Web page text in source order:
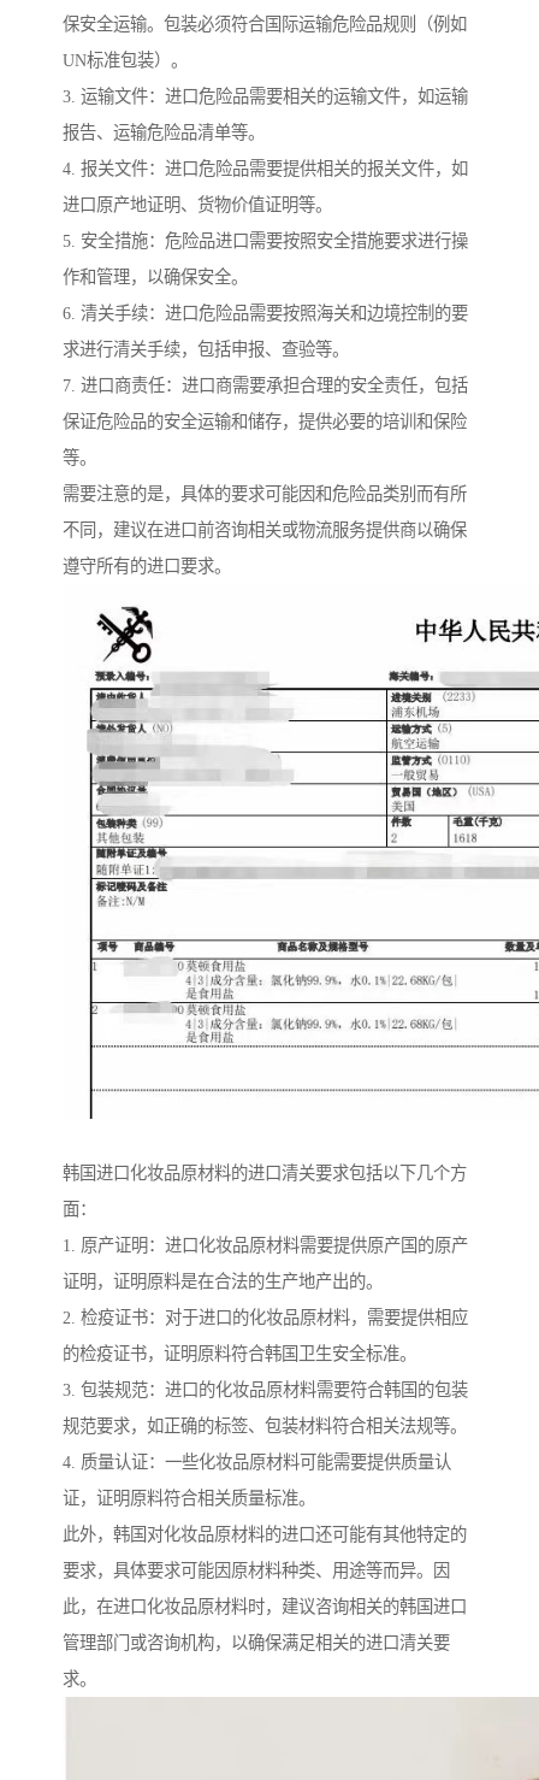
保安全运输。包装必须符合国际运输危险品规则（例如
UN标准包装）。
3. 运输文件：进口危险品需要相关的运输文件，如运输
报告、运输危险品清单等。
4. 报关文件：进口危险品需要提供相关的报关文件，如
进口原产地证明、货物价值证明等。
5. 安全措施：危险品进口需要按照安全措施要求进行操
作和管理，以确保安全。
6. 清关手续：进口危险品需要按照海关和边境控制的要
求进行清关手续，包括申报、查验等。
7. 进口商责任：进口商需要承担合理的安全责任，包括
保证危险品的安全运输和储存，提供必要的培训和保险
等。
需要注意的是，具体的要求可能因和危险品类别而有所
不同，建议在进口前咨询相关或物流服务提供商以确保
遵守所有的进口要求。
韩国进口化妆品原材料的进口清关要求包括以下几个方
面：
1. 原产证明：进口化妆品原材料需要提供原产国的原产
证明，证明原料是在合法的生产地产出的。
2. 检疫证书：对于进口的化妆品原材料，需要提供相应
的检疫证书，证明原料符合韩国卫生安全标准。
3. 包装规范：进口的化妆品原材料需要符合韩国的包装
规范要求，如正确的标签、包装材料符合相关法规等。
4. 质量认证：一些化妆品原材料可能需要提供质量认
证，证明原料符合相关质量标准。
此外，韩国对化妆品原材料的进口还可能有其他特定的
要求，具体要求可能因原材料种类、用途等而异。因
此，在进口化妆品原材料时，建议咨询相关的韩国进口
管理部门或咨询机构，以确保满足相关的进口清关要
求。